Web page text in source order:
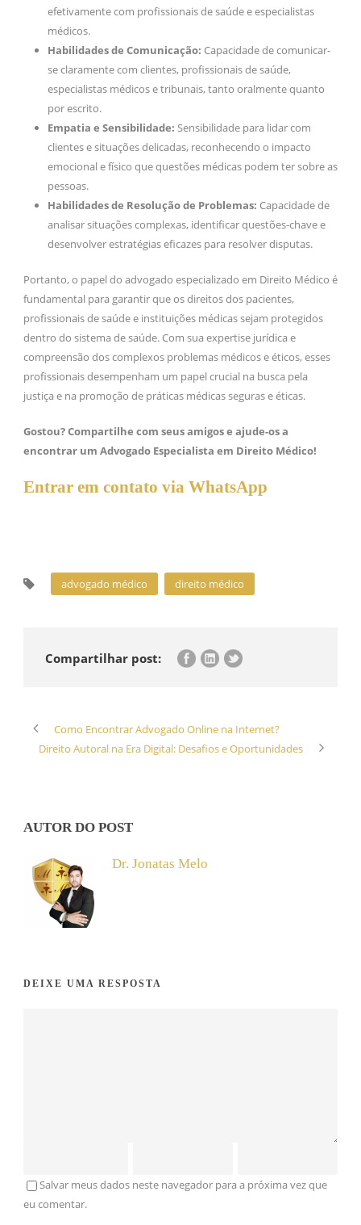
efetivamente com profissionais de saúde e especialistas
médicos.
Habilidades de Comunicação: Capacidade de comunicar-
se claramente com clientes, profissionais de saúde,
especialistas médicos e tribunais, tanto oralmente quanto
por escrito.
Empatia e Sensibilidade: Sensibilidade para lidar com
clientes e situações delicadas, reconhecendo o impacto
emocional e físico que questões médicas podem ter sobre as
pessoas.
Habilidades de Resolução de Problemas: Capacidade de
analisar situações complexas, identificar questões-chave e
desenvolver estratégias eficazes para resolver disputas.
Portanto, o papel do advogado especializado em Direito Médico é
fundamental para garantir que os direitos dos pacientes,
profissionais de saúde e instituições médicas sejam protegidos
dentro do sistema de saúde. Com sua expertise jurídica e
compreensão dos complexos problemas médicos e éticos, esses
profissionais desempenham um papel crucial na busca pela
justiça e na promoção de práticas médicas seguras e éticas.
Gostou? Compartilhe com seus amigos e ajude-os a
encontrar um Advogado Especialista em Direito Médico!
Entrar em contato via WhatsApp
advogado médico direito médico
Compartilhar post:
Como Encontrar Advogado Online na Internet?
Direito Autoral na Era Digital: Desafios e Oportunidades
AUTOR DO POST
Dr. Jonatas Melo
DEIXE UMA RESPOSTA
Salvar meus dados neste navegador para a próxima vez que
eu comentar.